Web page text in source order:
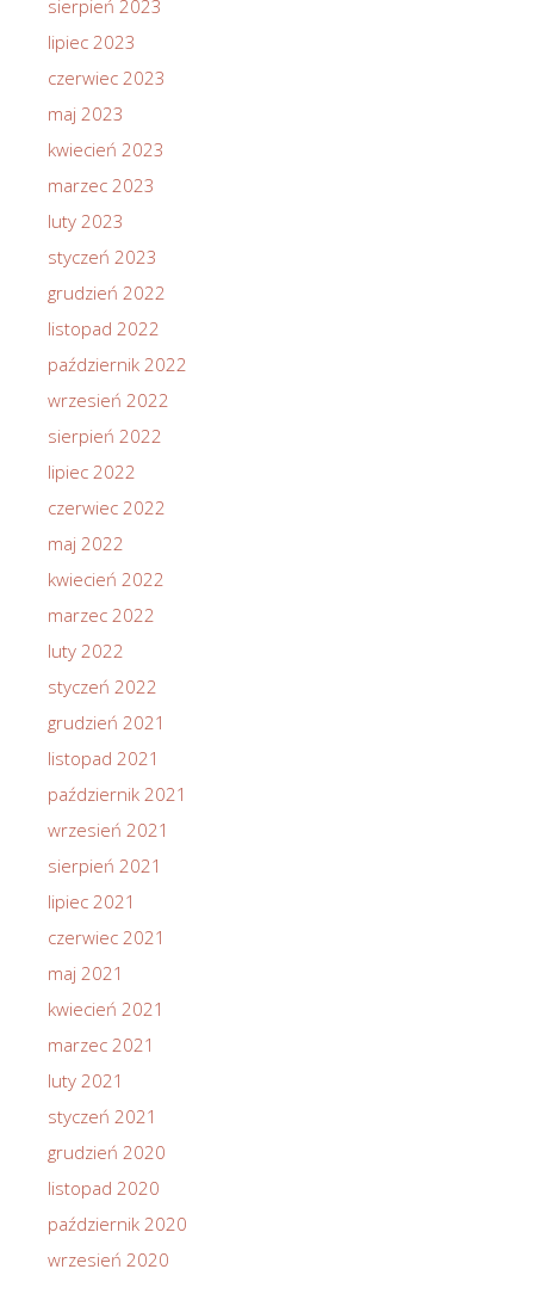
sierpień 2023
lipiec 2023
czerwiec 2023
maj 2023
kwiecień 2023
marzec 2023
luty 2023
styczeń 2023
grudzień 2022
listopad 2022
październik 2022
wrzesień 2022
sierpień 2022
lipiec 2022
czerwiec 2022
maj 2022
kwiecień 2022
marzec 2022
luty 2022
styczeń 2022
grudzień 2021
listopad 2021
październik 2021
wrzesień 2021
sierpień 2021
lipiec 2021
czerwiec 2021
maj 2021
kwiecień 2021
marzec 2021
luty 2021
styczeń 2021
grudzień 2020
listopad 2020
październik 2020
wrzesień 2020